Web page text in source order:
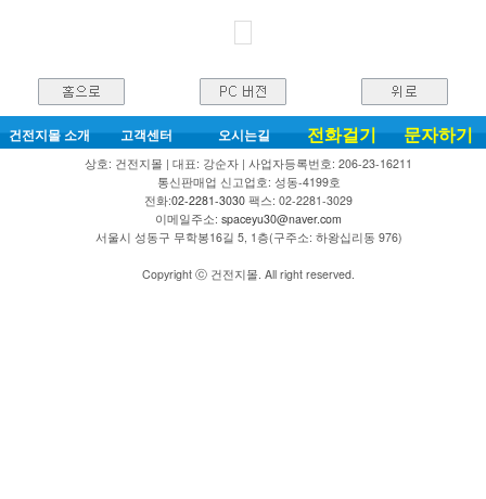
건전지몰 소개 고객센터 오시는길 전화걸기 문자하기
상호: 건전지몰 | 대표: 강순자 | 사업자등록번호: 206-23-16211
통신판매업 신고업호: 성동-4199호
전화:02-2281-3030 팩스: 02-2281-3029
이메일주소: spaceyu30@naver.com
서울시 성동구 무학봉16길 5, 1층(구주소: 하왕십리동 976)
Copyright ⓒ 건전지몰. All right reserved.